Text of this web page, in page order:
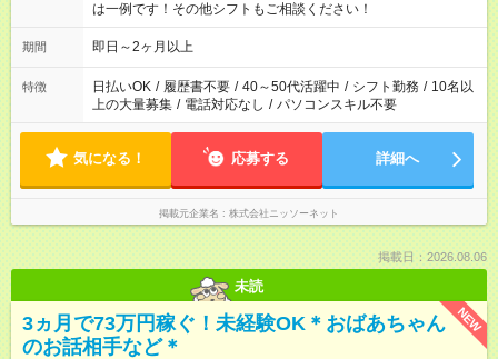
は一例です！その他シフトもご相談ください！
期間 即日～2ヶ月以上
特徴 日払いOK / 履歴書不要 / 40～50代活躍中 / シフト勤務 / 10名以
上の大量募集 / 電話対応なし / パソコンスキル不要
気になる！ 応募する 詳細へ
掲載元企業名 株式会社ニッソーネット
掲載日：2026.08.06
未読
NEW
3ヵ月で73万円稼ぐ！未経験OK＊おばあちゃん
のお話相手など＊